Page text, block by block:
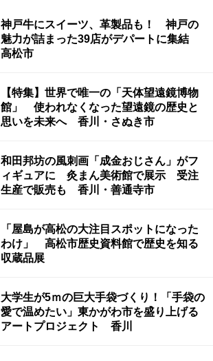
神戸牛にスイーツ、革製品も！ 神戸の
魅力が詰まった39店がデパートに集結
高松市
【特集】世界で唯一の「天体望遠鏡博物
館」 使われなくなった望遠鏡の歴史と
思いを未来へ 香川・さぬき市
和田邦坊の風刺画「成金おじさん」がフ
ィギュアに 灸まん美術館で展示 受注
生産で販売も 香川・善通寺市
「屋島が高松の大注目スポットになった
わけ」 高松市歴史資料館で歴史を知る
収蔵品展
大学生が5ｍの巨大手袋づくり！「手袋の
愛で温めたい」東かがわ市を盛り上げる
アートプロジェクト 香川